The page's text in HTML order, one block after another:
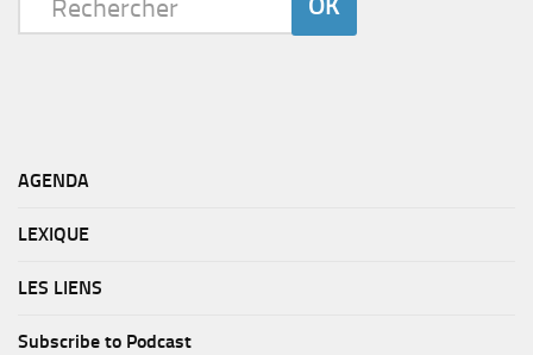
AGENDA
LEXIQUE
LES LIENS
Subscribe to Podcast